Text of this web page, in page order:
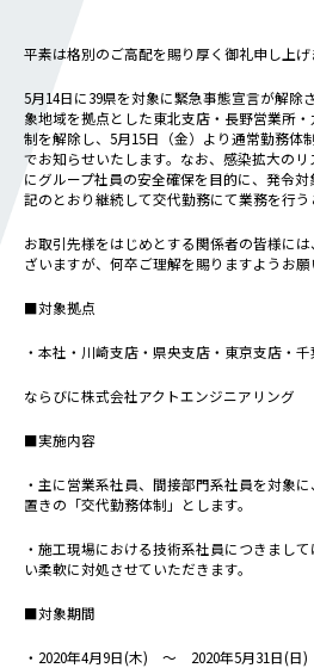
社長メッセージ
沿革
事業所一覧
関連会社
川本工業の環境活動
私たちの取り組み
横浜型地域貢献
よこはまグッドバランス
地域志向CSR方針
かながわ健康優良企業
施工実績
平素は格別のご高配を賜り厚く御礼申し上げ
5月14日に39県を対象に緊急事態宣言が解除
象地域を拠点とした東北支店・長野営業所
制を解除し、5月15日（金）より通常勤務体
でお知らせいたします。なお、感染拡大の
にグループ社員の安全確保を目的に、発令
記のとおり継続して交代勤務にて業務を行う
お取引先様をはじめとする関係者の皆様に
ざいますが、何卒ご理解を賜りますようお願
■対象拠点
・本社・川崎支店・県央支店・東京支店・
ならびに株式会社アクトエンジニアリング
■実施内容
・主に営業系社員、間接部門系社員を対象
置きの「交代勤務体制」とします。
・施工現場における技術系社員につきまし
い柔軟に対処させていただきます。
■対象期間
・2020年4月9日(木) ～ 2020年5月31日(日)